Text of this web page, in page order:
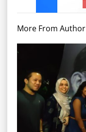
More From Author